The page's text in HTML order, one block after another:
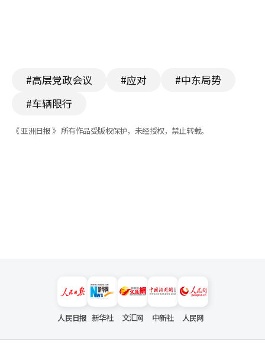
#高层党政会议 #应对
#中东局势
#车辆限行
《 亚洲日报 》 所有作品受版权保护，未经授权，禁止转载。
人民日报 新华社 文汇网 中新社 人民网